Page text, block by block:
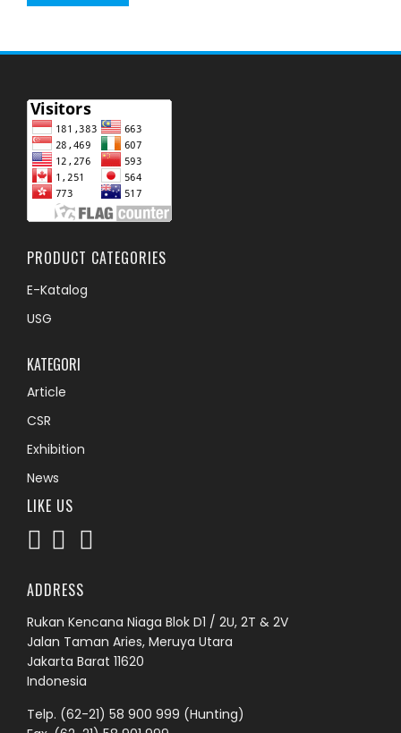
PRODUCT CATEGORIES
E-Katalog
USG
KATEGORI
Article
CSR
Exhibition
News
LIKE US
ADDRESS
Rukan Kencana Niaga Blok D1 / 2U, 2T & 2V
Jalan Taman Aries, Meruya Utara
Jakarta Barat 11620
Indonesia
Telp. (62-21) 58 900 999 (Hunting)